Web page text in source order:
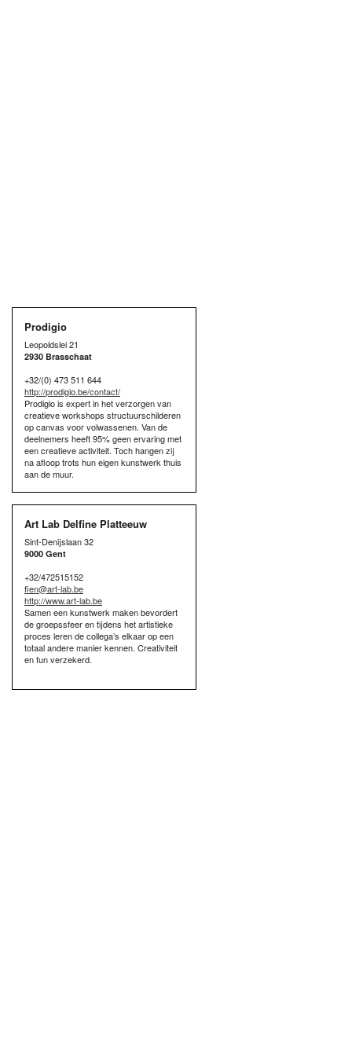
Prodigio
Leopoldslei 21
2930 Brasschaat
+32/(0) 473 511 644
http://prodigio.be/contact/
Prodigio is expert in het verzorgen van
creatieve workshops structuurschilderen
op canvas voor volwassenen. Van de
deelnemers heeft 95% geen ervaring met
een creatieve activiteit. Toch hangen zij
na afloop trots hun eigen kunstwerk thuis
aan de muur.
Art Lab Delfine Platteeuw
Sint-Denijslaan 32
9000 Gent
+32/472515152
fien@art-lab.be
http://www.art-lab.be
Samen een kunstwerk maken bevordert
de groepssfeer en tijdens het artistieke
proces leren de collega’s elkaar op een
totaal andere manier kennen. Creativiteit
en fun verzekerd.